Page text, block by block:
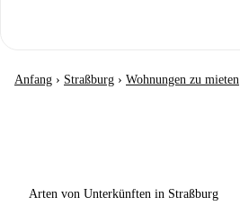
Anfang › Straßburg › Wohnungen zu mieten
Arten von Unterkünften in Straßburg